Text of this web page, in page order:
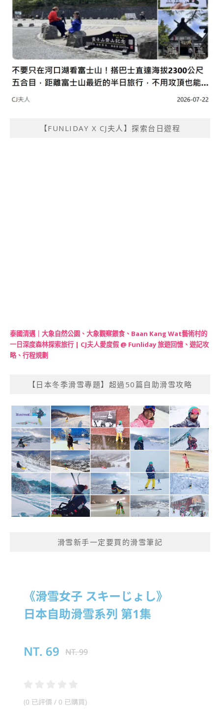
【FUNLIDAY X CJ夫人】探索台日遊程
泰國清邁｜大象自然公園、大象觀察餵食、Baan Kang Wat藝術村的
一日深度森林探索旅行 | CJ夫人愛度假 @ Funliday 旅遊回憶、遊記攻
略、行程規劃
【日本冬季滑雪專題】超過50篇自助滑雪攻略
滑雪新手一定要買的滑雪筆記